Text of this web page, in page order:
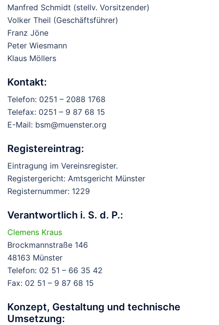
Manfred Schmidt (stellv. Vorsitzender)
Volker Theil (Geschäftsführer)
Franz Jöne
Peter Wiesmann
Klaus Möllers
Kontakt:
Telefon: 0251 – 2088 1768
Telefax: 0251 – 9 87 68 15
E-Mail: bsm@muenster.org
Registereintrag:
Eintragung im Vereinsregister.
Registergericht: Amtsgericht Münster
Registernummer: 1229
Verantwortlich i. S. d. P.:
Clemens Kraus
Brockmannstraße 146
48163 Münster
Telefon: 02 51 – 66 35 42
Fax: 02 51 – 9 87 68 15
Konzept, Gestaltung und technische
Umsetzung: